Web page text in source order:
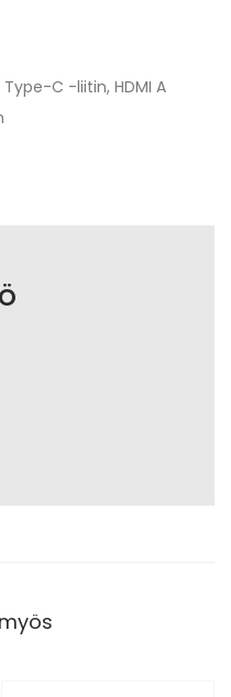
C -liitin, HDMI A